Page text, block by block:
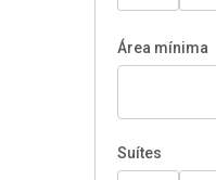
Área mínima
Suítes